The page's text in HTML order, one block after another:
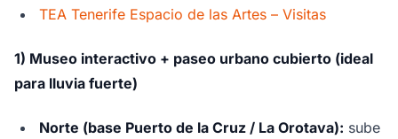
TEA Tenerife Espacio de las Artes – Visitas
1) Museo interactivo + paseo urbano cubierto (ideal
para lluvia fuerte)
Norte (base Puerto de la Cruz / La Orotava): sube